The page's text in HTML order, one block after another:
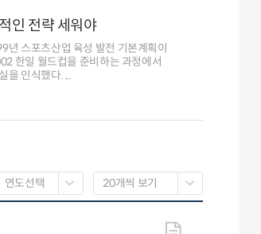
인 전략 세워야
스포츠산업 육성 발전 기본계획이
한일 월드컵을 준비하는 과정에서
을 인식했다. ...